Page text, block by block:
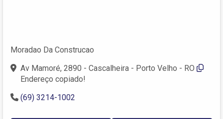
Moradao Da Construcao
Av Mamoré, 2890 - Cascalheira - Porto Velho - RO
Endereço copiado!
(69) 3214-1002